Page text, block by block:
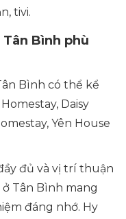
tivi.
Bình phù
Bình có thể kể
Daisy
Yên House
đủ và vị trí thuận
ở Tân Bình mang
đáng nhớ. Hy